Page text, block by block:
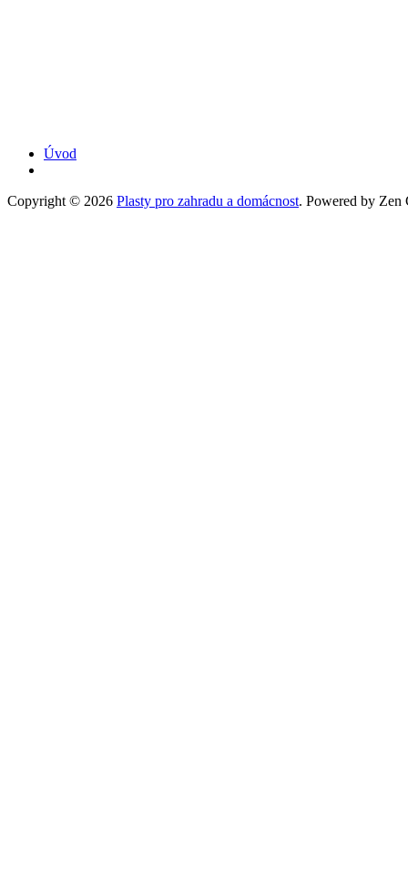
Úvod
Copyright © 2026 Plasty pro zahradu a domácnost. Powered by Zen